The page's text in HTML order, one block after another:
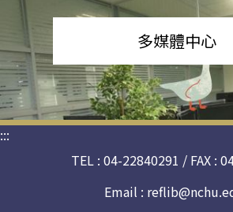
多媒體中心
:::
TEL : 04-22840291 / FAX :
Email :